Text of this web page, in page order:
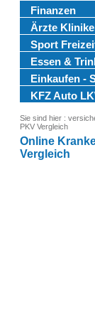
Finanzen
Ärzte
Sport
Essen &
Einkaufen -
KFZ Auto
Sie sind hier :
PKV Vergleich
Online
Vergleich